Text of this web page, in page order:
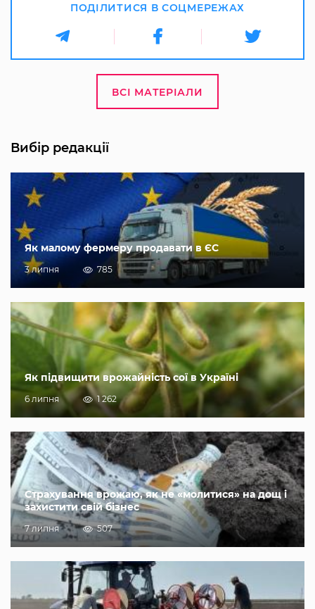
ПОДІЛИТИСЯ В СОЦМЕРЕЖАХ
ВСІ МАТЕРІАЛИ
Вибір редакції
Як малому фермеру продавати в ЄС
3 липня 785
Як підвищити врожайність сої в Україні
6 липня 1 262
Страхування врожаю, як не «молитися» на дощ і
захистити свій бізнес
7 липня 507